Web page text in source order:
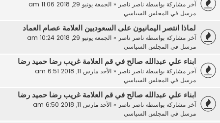
آخر مشاركة بواسطة ناصر ناصر« الجمعة يونيو 29, 2018 11:06 am
مرسل في المجلس السياسي
لماذا انتصر اليمانيون على السعوديين العلامة عصام العماد
آخر مشاركة بواسطة ناصر ناصر« الجمعة يونيو 29, 2018 10:24 am
مرسل في المجلس السياسي
ابناء علي عبدالله صالح في قم العلامة غريب رضا حميد رضا
آخر مشاركة بواسطة ناصر ناصر« الأحد مارس 11, 2018 6:51 am
مرسل في المجلس السياسي
ابناء علي عبدالله صالح في قم العلامة غريب رضا حميد رضا
آخر مشاركة بواسطة ناصر ناصر« الأحد مارس 11, 2018 6:50 am
مرسل في المجلس السياسي